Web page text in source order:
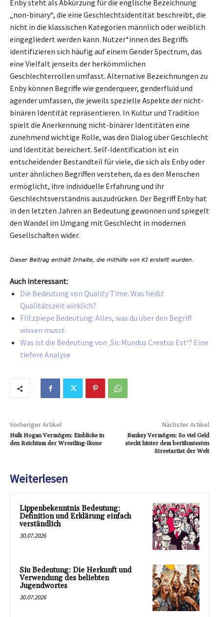
Enby steht als Abkürzung für die englische Bezeichnung
„non-binary“, die eine Geschlechtsidentität beschreibt, die
nicht in die klassischen Kategorien männlich oder weiblich
eingegliedert werden kann. Nutzer*innen des Begriffs
identifizieren sich häufig auf einem Gender Spectrum, das
eine Vielfalt jenseits der herkömmlichen
Geschlechterrollen umfasst. Alternative Bezeichnungen zu
Enby können Begriffe wie genderqueer, genderfluid und
agender umfassen, die jeweils spezielle Aspekte der nicht-
binären Identität repräsentieren. In Kultur und Tradition
spielt die Anerkennung nicht-binärer Identitäten eine
zunehmend wichtige Rolle, was den Dialog über Geschlecht
und Identität bereichert. Self-Identification ist ein
entscheidender Bestandteil für viele, die sich als Enby oder
unter ähnlichen Begriffen verstehen, da es den Menschen
ermöglicht, ihre individuelle Erfahrung und ihr
Geschlechtsverständnis auszudrücken. Der Begriff Enby hat
in den letzten Jahren an Bedeutung gewonnen und spiegelt
den Wandel im Umgang mit Geschlecht in modernen
Gesellschaften wider.
Auch interessant:
Die Bedeutung von Quality Time: Was heißt
Qualitätszeit wirklich?
Flitzpiepe Bedeutung: Alles, was du über den Begriff
wissen musst
Was ist die Bedeutung von ‚Sic Mundus Creatus Est‘? Eine
tiefere Analyse
Vorheriger Artikel
Hulk Hogan Vermögen: Einblicke in
den Reichtum der Wrestling-Ikone
Nächster Artikel
Banksy Vermögen: So viel Geld
steckt hinter dem berühmtesten
Streetartist der Welt
Weiterlesen
Lippenbekenntnis Bedeutung:
Definition und Erklärung einfach
verständlich
30.07.2026
Siu Bedeutung: Die Herkunft und
Verwendung des beliebten
Jugendwortes
30.07.2026